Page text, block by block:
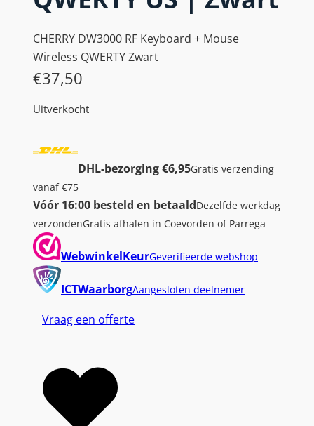
CHERRY DW3000 RF Keyboard + Mouse
Wireless QWERTY Zwart
€37,50
Uitverkocht
DHL-bezorging €6,95Gratis verzending
vanaf €75
Vóór 16:00 besteld en betaaldDezelfde werkdag
verzondenGratis afhalen in Coevorden of Parrega
WebwinkelKeurGeverifieerde webshop
ICTWaarborgAangesloten deelnemer
Vraag een offerte